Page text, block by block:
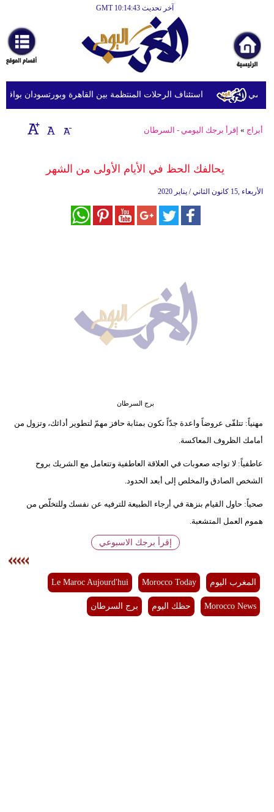
آخر تحديث GMT 10:14:43
أخبارعاجلة
رياضة
ثقافة
إقتصاد
تعليم
إسلامية
استئناف الرحلات المنتظمة بين القاهرة وبورتسودان بواقع 5 رحلات أسبوعيا
أبراج » إقرأ برجك اليومي - السرطان
يحالفك الحظ في الأيام الأولى من الشهر
الأربعاء ,15 كانون الثاني / يناير 2020
برج السرطان
مهنياً: تتلقّى عروضاً واعدة جدّاً تكون بمثابة حافز مهمّ لتطوير أدائك، وتزول من
أمامك الظروف المعاكسة.
عاطفياً: لا تواجه صعوبات في العلاقة العاطفية وتتعامل مع الشريك بروح
الشخص الصادق والمخلص إلى أبعد الحدود.
صحياً: حاول القيام بنزهة في أرجاء الطبيعة للترفيه عن نفسك وللتخلّص من
هموم العمل المتشعبة.
إقرأ برجك الاسبوعي
المغرب اليوم Morocco Today
Le Maroc Aujourd'hui
Morocco News حظك اليوم برج السرطان